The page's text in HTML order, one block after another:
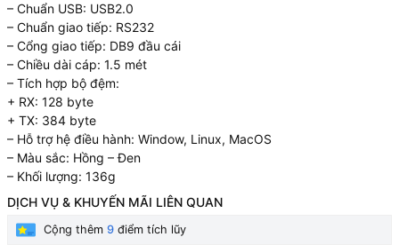
– Chuẩn USB: USB2.0
– Chuẩn giao tiếp: RS232
– Cổng giao tiếp: DB9 đầu cái
– Chiều dài cáp: 1.5 mét
– Tích hợp bộ đệm:
+ RX: 128 byte
+ TX: 384 byte
– Hỗ trợ hệ điều hành: Window, Linux, MacOS
– Màu sắc: Hồng – Đen
– Khối lượng: 136g
DỊCH VỤ & KHUYẾN MÃI LIÊN QUAN
Cộng thêm 9 điểm tích lũy